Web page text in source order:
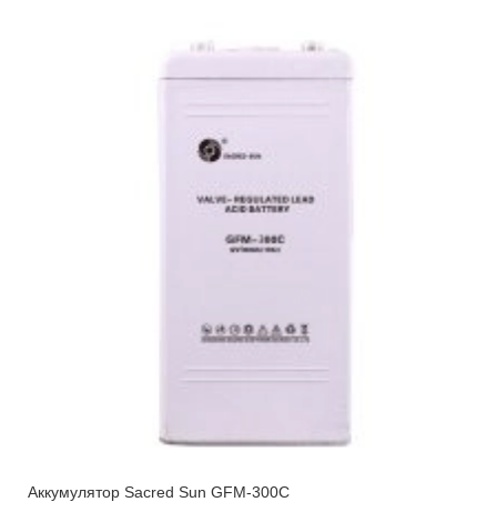
Аккумулятор Sacred Sun GFM-300С